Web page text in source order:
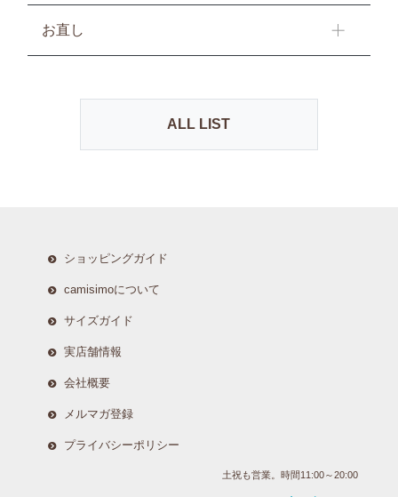
お直し
ALL LIST
ショッピングガイド
camisimoについて
サイズガイド
実店舗情報
会社概要
メルマガ登録
プライバシーポリシー
土祝も営業。時間11:00～20:00